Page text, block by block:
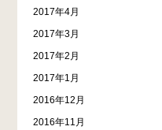
2017年4月
2017年3月
2017年2月
2017年1月
2016年12月
2016年11月